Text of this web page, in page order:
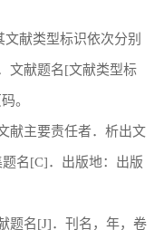
献类型标识依次分别
文献题名[文献类型标
。
献主要责任者．析出文
名[C]．出版地：出版
题名[J]．刊名，年，卷